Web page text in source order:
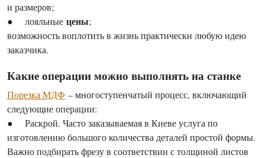
и размеров;
● лояльные цены;
возможность воплотить в жизнь практически любую идею
заказчика.
Какие операции можно выполнять на станке
Порезка МДФ – многоступенчатый процесс, включающий
следующие операции:
● Раскрой. Часто заказываемая в Киеве услуга по
изготовлению большого количества деталей простой формы.
Важно подбирать фрезу в соответствии с толщиной листов